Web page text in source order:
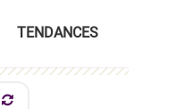
TENDANCES